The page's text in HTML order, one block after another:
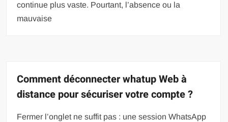
continue plus vaste. Pourtant, l’absence ou la
mauvaise
Comment déconnecter whatup Web à
distance pour sécuriser votre compte ?
Fermer l’onglet ne suffit pas : une session WhatsApp